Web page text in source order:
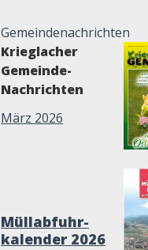
Gemeindenachrichten
Krieglacher
Gemeinde-
Nachrichten
März 2026
Müllabfuhr-
kalender 2026